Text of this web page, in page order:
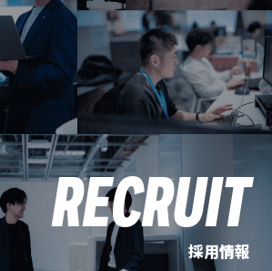
RECRUIT
採用情報